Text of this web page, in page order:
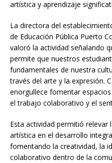
artística y aprendizaje
La directora del
de Educación Pública Puerto
valoró la actividad señalando
permite que nuestros
fundamentales de nuestra
través del arte y la expresión.
enorgullece fomentar
el trabajo colaborativo y el
Esta actividad permitió relevar
artística en el desarrollo
fomentando la creatividad, la
colaborativo dentro de la